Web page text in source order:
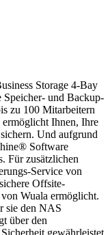
Storage 4-Bay
und Backup-
zu 100 Mitarbeitern
Ihnen, Ihre
Und aufgrund
Software
Für zusätzlichen
Service von
Offsite-
Wuala ermöglicht.
sie den NAS
über den
gewährleistet